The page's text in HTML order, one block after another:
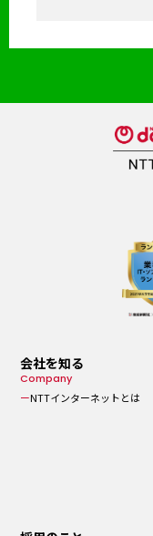
会社を知る
Company
NTTインターネットとは